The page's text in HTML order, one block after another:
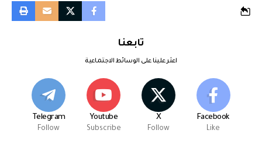
تابعنا
اعثر علينا على الوسائط الاجتماعية
Facebook
Like
X
Follow
Youtube
Subscribe
Telegram
Follow